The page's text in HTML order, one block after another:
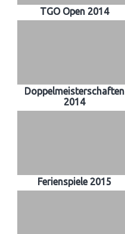
TGO Open 2014
Doppelmeisterschaften
2014
Ferienspiele 2015